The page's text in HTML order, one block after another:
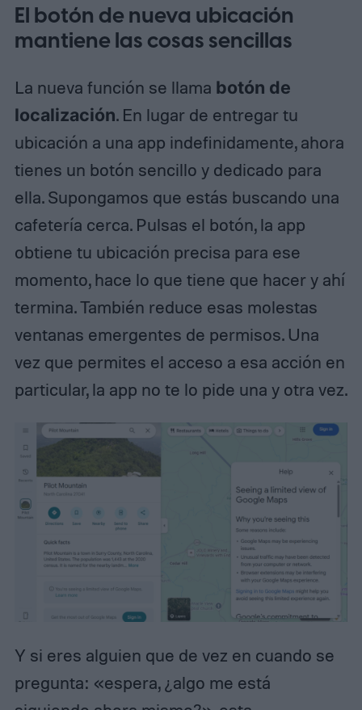
El botón de nueva ubicación
mantiene las cosas sencillas
La nueva función se llama botón de
localización. En lugar de entregar tu
ubicación a una app indefinidamente, ahora
tienes un botón sencillo y dedicado para
ella. Supongamos que estás buscando una
cafetería cerca. Pulsas el botón, la app
obtiene tu ubicación precisa para ese
momento, hace lo que tiene que hacer y ahí
termina. También reduce esas molestas
ventanas emergentes de permisos. Una
vez que permites el acceso a esa acción en
particular, la app no te lo pide una y otra vez.
Y si eres alguien que de vez en cuando se
pregunta: «espera, ¿algo me está